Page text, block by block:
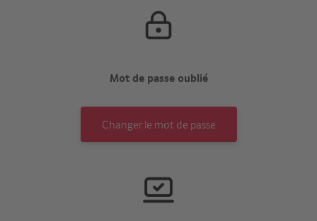
Mot de passe oublié
Changer le mot de passe